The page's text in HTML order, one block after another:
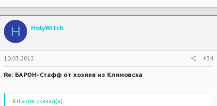
H HolyWitch
10.03.2012 #34
Re: БАРОН-Стафф от хозяев из Климовска
Kitsune сказал(а):